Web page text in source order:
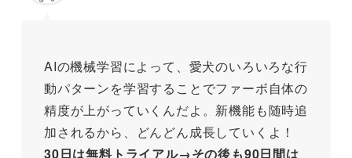
AIの機械学習によって、愛犬のいろいろな行
動パターンを学習することでファーボ自体の
精度が上がっていくんだよ。新機能も随時追
加されるから、どんどん成長していくよ！
30日は無料トライアル→その後も90日間は